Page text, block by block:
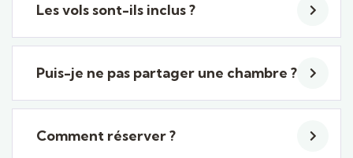
Les vols sont-ils inclus ?
Puis-je ne pas partager une chambre ?
Comment réserver ?